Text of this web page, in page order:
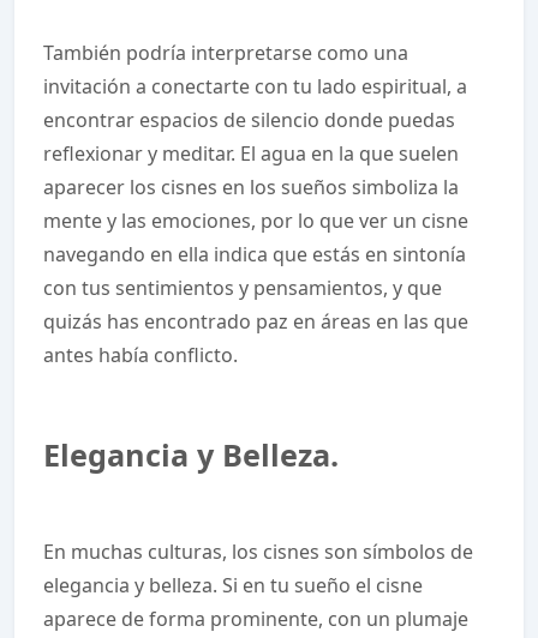
También podría interpretarse como una
invitación a conectarte con tu lado espiritual, a
encontrar espacios de silencio donde puedas
reflexionar y meditar. El agua en la que suelen
aparecer los cisnes en los sueños simboliza la
mente y las emociones, por lo que ver un cisne
navegando en ella indica que estás en sintonía
con tus sentimientos y pensamientos, y que
quizás has encontrado paz en áreas en las que
antes había conflicto.
Elegancia y Belleza.
En muchas culturas, los cisnes son símbolos de
elegancia y belleza. Si en tu sueño el cisne
aparece de forma prominente, con un plumaje